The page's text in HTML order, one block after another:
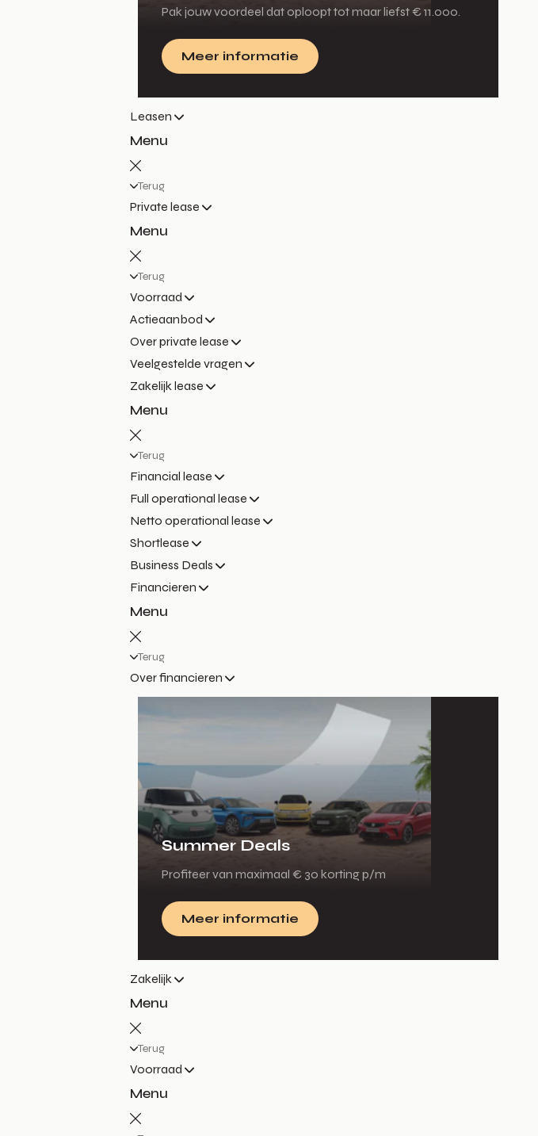
Pak jouw voordeel dat oploopt tot maar liefst € 11.000.
Meer informatie
Leasen
Menu
Terug
Private lease
Menu
Terug
Voorraad
Actieaanbod
Over private lease
Veelgestelde vragen
Zakelijk lease
Menu
Terug
Financial lease
Full operational lease
Netto operational lease
Shortlease
Business Deals
Financieren
Menu
Terug
Over financieren
Summer Deals
Profiteer van maximaal € 30 korting p/m
Meer informatie
Zakelijk
Menu
Terug
Voorraad
Menu